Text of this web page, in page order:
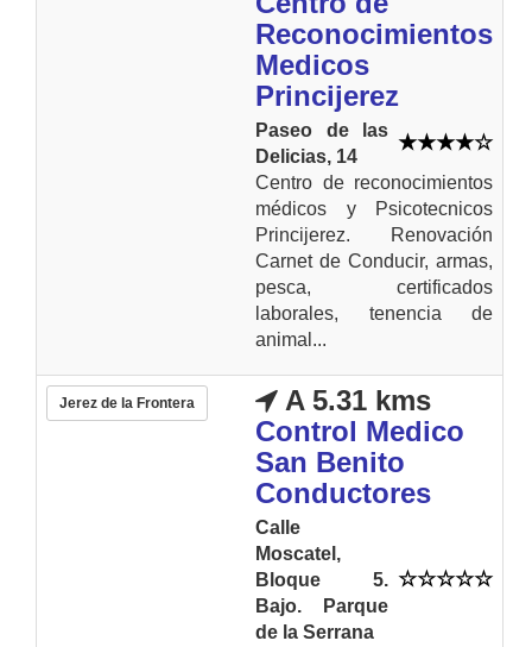
Reconocimientos
Medicos
Princijerez
Paseo de las
Delicias, 14
Centro de reconocimientos
médicos y Psicotecnicos
Princijerez. Renovación
Carnet de Conducir, armas,
pesca, certificados
laborales, tenencia de
animal...
Jerez de la Frontera
A 5.31 kms
Control Medico
San Benito
Conductores
Calle
Moscatel,
Bloque 5.
Bajo. Parque
de la Serrana